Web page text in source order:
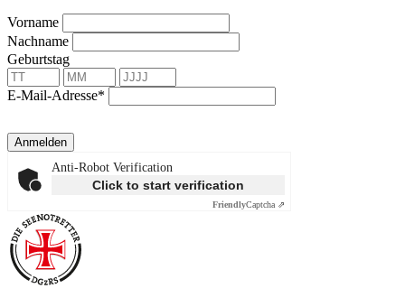
Vorname
Nachname
Geburtstag
E-Mail-Adresse*
Anmelden
Anti-Robot Verification
Click to start verification
FriendlyCaptcha ⇗